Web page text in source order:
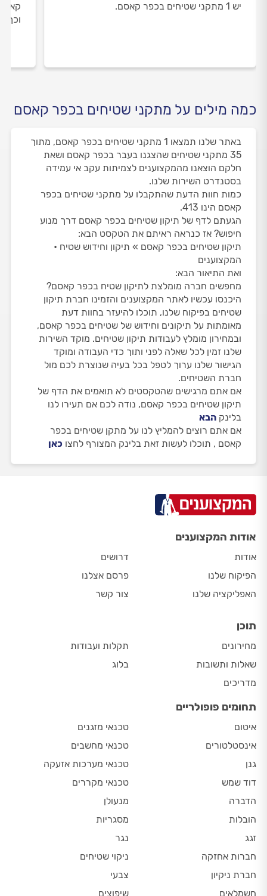
יש 1 מתקני שטיחים בכפר קאסם.
וכך
כמה מילים על מתקני שטיחים בכפר קאסם
באתר שלנו תמצאו 1 מתקני שטיחים בכפר קאסם, מתוך
35 מתקני שטיחים שהצגנו בעבר בכפר קאסם ושאת
חלקם הוצאנו מהמקצוענים לצמיתות עקב אי עמידה
בסטנדרט השירות שלנו.
כמות חוות הדעת שהתקבלו על מתקני שטיחים בכפר
קאסם הינו 413.
הגעתם לדף של תיקון שטיחים בכפר קאסם דרך מנוע
חיפוש? אז כנראה ראיתם את הטקסט הבא:
תיקון שטיחים בכפר קאסם » תיקון וחידוש שטיח •
המקצוענים
ואת התיאור הבא:
מחפשים חברה מומלצת לתיקון שטיח בכפר קאסם?
היכנסו עכשיו לאתר המקצוענים והזמינו חברת תיקון
שטיחים בפיקוח שלנו, תוכלו להיעזר בחוות דעת
מאומתות על תיקונים וחידוש של שטיחים בכפר קאסם,
ובמחירון מומלץ לעבודות תיקון שטיחים. מוקד השירות
שלנו זמין לכל שאלה לפני ותוך כדי העבודה ומוקד
הגישור שלנו ערוך לטפל בכל בעיה שנוצרת לכם מול
חברת השטיחים.
אם אתם מרגישים שהטקסטים לא תואמים את הדף של
תיקון שטיחים בכפר קאסם, נודה לכם אם תעירו לנו
בלינק הבא
אם אתם רוצים להמליץ לנו על מתקן שטיחים בכפר
קאסם , תוכלו לעשות זאת בלינק המצורף לחצו כאן
אודות המקצוענים
אודות
הפיקוח שלנו
האפליקציה שלנו
דרושים
פרסם אצלנו
צור קשר
תוכן
מחירונים
שאלות ותשובות
מדריכים
תקלות ועבודות
בלוג
תחומים פופולריים
איטום
אינסטלטורים
גנן
דוד שמש
הדברה
הובלות
זגג
חברות אחזקה
חברת ניקיון
חשמלאים
טכנאי מזגנים
טכנאי מחשבים
טכנאי מערכות אזעקה
טכנאי מקררים
מנעולן
מסגריות
נגר
ניקוי שטיחים
צבעי
שיפוצים